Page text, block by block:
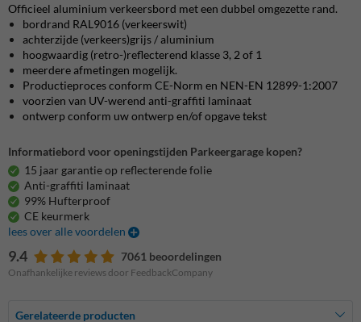
Officieel aluminium verkeersbord met een dubbel omgezette rand.
bordrand RAL9016 (verkeerswit)
achterzijde (verkeers)grijs / aluminium
hoogwaardig (retro-)reflecterend klasse 3, 2 of 1
meerdere afmetingen mogelijk.
Productieproces conform CE-Norm en NEN-EN 12899-1:2007
voorzien van UV-werend anti-graffiti laminaat
ontwerp conform uw ontwerp en/of opgave tekst
Informatiebord voor openingstijden Parkeergarage kopen?
15 jaar garantie op reflecterende folie
Anti-graffiti laminaat
99% Hufterproof
CE keurmerk
lees over alle voordelen
9.4 7061 beoordelingen
Onafhankelijke reviews door FeedbackCompany
Gerelateerde producten